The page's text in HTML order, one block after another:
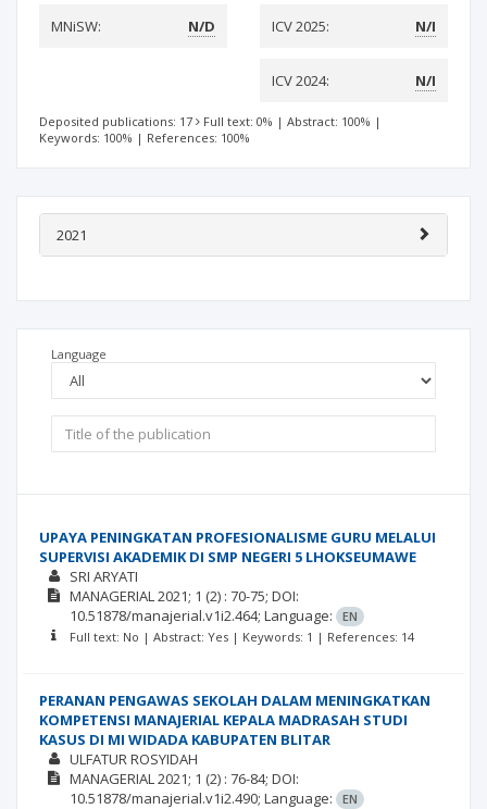
MNiSW:
N/D ICV 2025: N/I
ICV 2024: N/I
Deposited publications: 17 Full text: 0% | Abstract: 100% |
Keywords: 100% | References: 100%
2021
Language
UPAYA PENINGKATAN PROFESIONALISME GURU MELALUI
SUPERVISI AKADEMIK DI SMP NEGERI 5 LHOKSEUMAWE
SRI ARYATI
MANAGERIAL2021; 1 (2) : 70-75; DOI:
10.51878/manajerial.v1i2.464; Language:
EN
Full text: No | Abstract: Yes | Keywords: 1 | References: 14
PERANAN PENGAWAS SEKOLAH DALAM MENINGKATKAN
KOMPETENSI MANAJERIAL KEPALA MADRASAH STUDI
KASUS DI MI WIDADA KABUPATEN BLITAR
ULFATUR ROSYIDAH
MANAGERIAL2021; 1 (2) : 76-84; DOI:
10.51878/manajerial.v1i2.490; Language:
EN